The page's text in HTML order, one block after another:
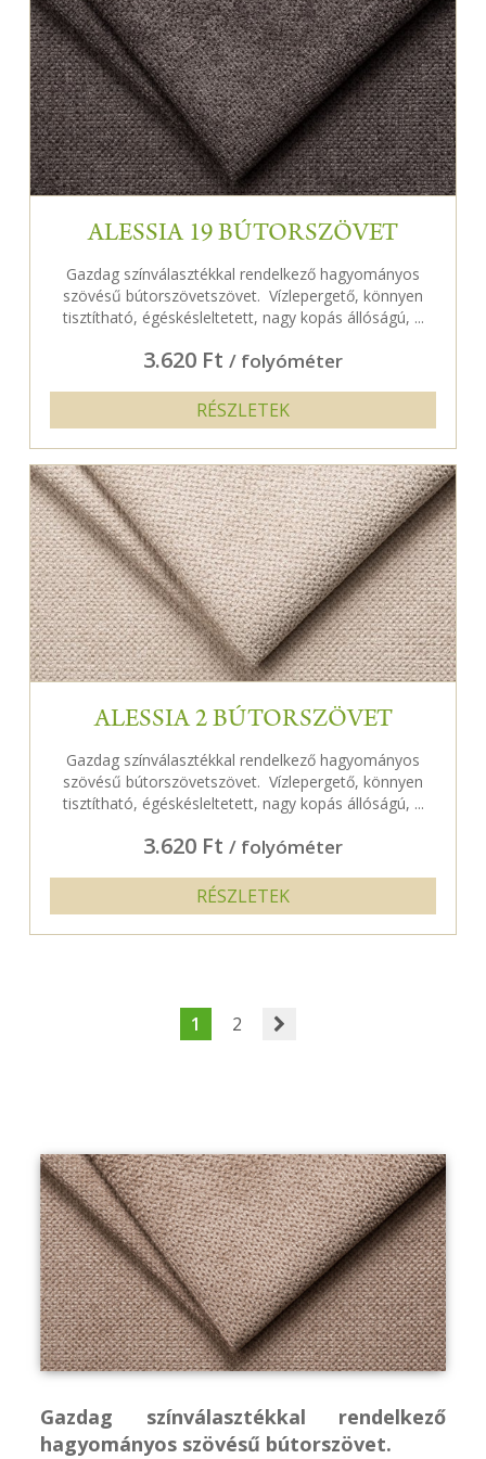
ALESSIA 19 BÚTORSZÖVET
Gazdag színválasztékkal rendelkező hagyományos
szövésű bútorszövetszövet. Vízlepergető, könnyen
tisztítható, égéskésleltetett, nagy kopás állóságú, ...
3.620 Ft / folyóméter
RÉSZLETEK
ALESSIA 2 BÚTORSZÖVET
Gazdag színválasztékkal rendelkező hagyományos
szövésű bútorszövetszövet. Vízlepergető, könnyen
tisztítható, égéskésleltetett, nagy kopás állóságú, ...
3.620 Ft / folyóméter
RÉSZLETEK
1 2
Gazdag színválasztékkal rendelkező
hagyományos szövésű bútorszövet.